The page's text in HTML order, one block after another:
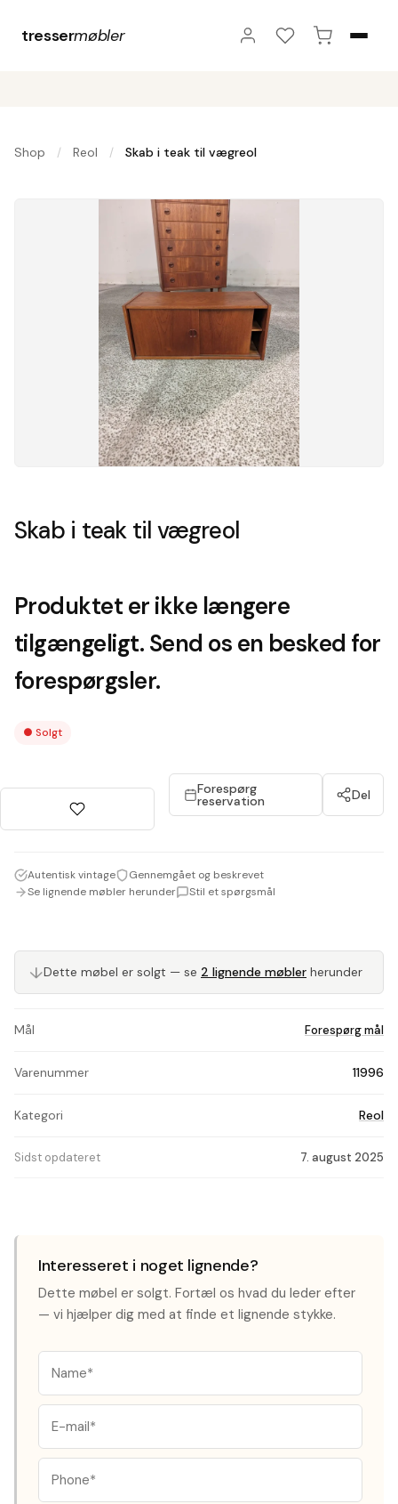
tressermøbler
Shop / Reol / Skab i teak til vægreol
Skab i teak til vægreol
Mål Forespørg mål
Varenummer 11996
Kategori Reol
Sidst opdateret 7. august 2025
Produktet er ikke længere
tilgængeligt. Send os en besked for
forespørgsler.
● Solgt
Forespørg
reservation Del
Autentisk vintage
Gennemgået og beskrevet
Se lignende møbler herunder
Stil et spørgsmål
↓Dette møbel er solgt — se 2 lignende møbler herunder
Interesseret i noget lignende?
Dette møbel er solgt. Fortæl os hvad du leder efter
— vi hjælper dig med at finde et lignende stykke.